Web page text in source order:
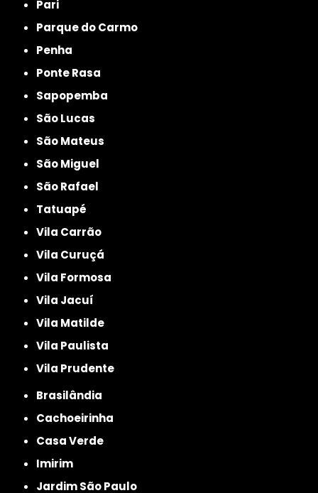
Pari
Parque do Carmo
Penha
Ponte Rasa
Sapopemba
São Lucas
São Mateus
São Miguel
São Rafael
Tatuapé
Vila Carrão
Vila Curuçá
Vila Formosa
Vila Jacuí
Vila Matilde
Vila Paulista
Vila Prudente
Brasilândia
Cachoeirinha
Casa Verde
Imirim
Jardim São Paulo